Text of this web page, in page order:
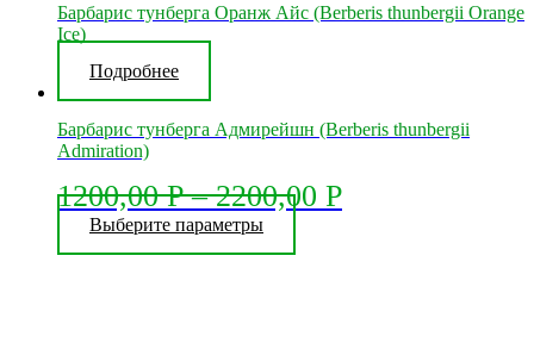
Барбарис тунберга Оранж Айс (Berberis thunbergii Orange
Ice)
Подробнее
Барбарис тунберга Адмирейшн (Berberis thunbergii
Admiration)
1200,00Р–2200,00 Р
Выберите параметры